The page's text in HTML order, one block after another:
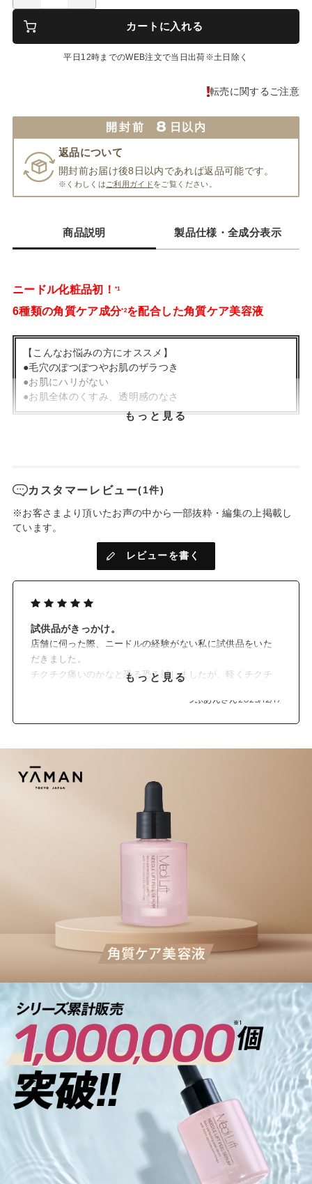
カートに入れる
平日12時までのWEB注文で当日出荷※土日除く
転売に関するご注意
開封前 8 日以内
返品について
開封前お届け後8日以内であれば返品可能です。
※くわしくは ご利用ガイドをご覧ください。
商品説明 製品仕様・全成分表示
ニードル化粧品初！*1
6種類の角質ケア成分*2を配合した角質ケア美容液
【こんなお悩みの方にオススメ】
●毛穴のぽつぽつやお肌のザラつき
●お肌にハリがない
●お肌全体のくすみ、透明感のなさ
目立つ毛穴やごわつき肌に刺して浸透
使うほどにつるんとした磨き肌へ
POINT①
のマイクロニードルが美容成分を刺してダイレクトに
POINT②
ヤーマン独自のクリアピールミックスで効果的に角質ケア！
POINT③
厳選した2種の毛穴ケア成分
でぽつぽつ毛穴にアプローチ！
毎晩1回、洗顔後に塗るだけ簡単ケア！
*2 マンデル酸、グリコール酸、グルコノラクトン、乳酸桿菌/セイヨウナシ果汁発酵液、
*4 角質層まで
*5 製造上、本数には若干の変動があります
*6 キメを整えることにより毛穴を目立たなくする
もっと見る
カスタマーレビュー(1件)
※お客さまより頂いたお声の中から一部抜粋・編集の上掲載し
ています。
レビューを書く
試供品がきっかけ。
店舗に伺った際、ニードルの経験がない私に試供品をいた
だきました。
チクチク痛いのかなと恐る恐る試しましたが、軽くチクチ
興味半分で使用しただけで期待はしていなかったのです
いい出会いをいただいてありがとうございました。
私は月に一本ペースで使っています。
朝の洗顔の時も軽くチクチクするのが楽しいです。
もっと見る
つぶあんさん2025/12/17